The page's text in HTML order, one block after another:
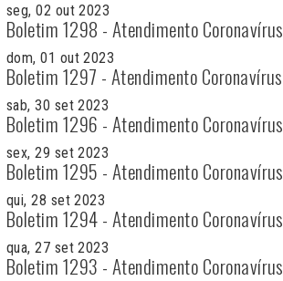
seg, 02 out 2023
Boletim 1298 - Atendimento Coronavírus
dom, 01 out 2023
Boletim 1297 - Atendimento Coronavírus
sab, 30 set 2023
Boletim 1296 - Atendimento Coronavírus
sex, 29 set 2023
Boletim 1295 - Atendimento Coronavírus
qui, 28 set 2023
Boletim 1294 - Atendimento Coronavírus
qua, 27 set 2023
Boletim 1293 - Atendimento Coronavírus